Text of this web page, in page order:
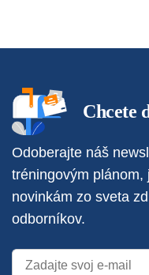
Chcete
Odoberajte náš
tréningovým
novinkám zo sveta
odborníkov.